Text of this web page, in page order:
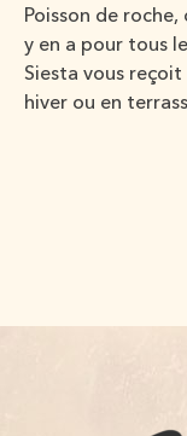
Poisson de
y en a pour tous
Siesta vous reçoit
hiver ou en